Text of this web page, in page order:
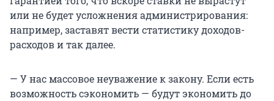
или не будет усложнения администрирования:
например, заставят вести статистику доходов-
расходов и так далее.
— У нас массовое неуважение к закону. Если есть
возможность сэкономить — будут экономить до